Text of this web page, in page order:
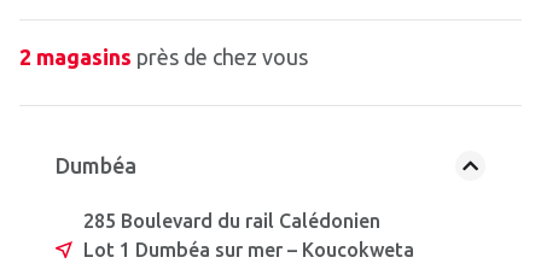
2 magasins près de chez vous
Dumbéa
285 Boulevard du rail Calédonien
Lot 1 Dumbéa sur mer – Koucokweta